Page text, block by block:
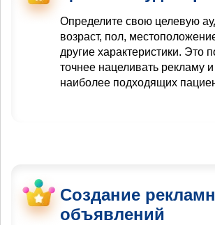
Определите свою целевую
возраст, пол,
другие характеристики. Это
точнее нацеливать рекламу и
наиболее подходящих
Создание
объявлений